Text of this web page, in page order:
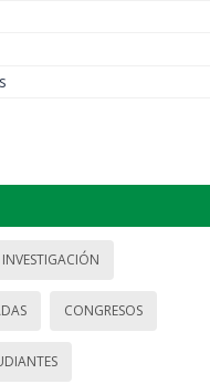
INVESTIGACIÓN
CONGRESOS